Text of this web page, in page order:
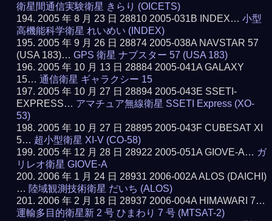
衛星間通信実験衛星 きらり (OICETS)
2005 年 8 月 23 日 28810 2005-031B INDEX…小型
高機能科学衛星 れいめい (INDEX)
2005 年 9 月 26 日 28874 2005-038A NAVSTAR 57
(USA 183)…GPS 衛星 ナブスター 57 (USA 183)
2005 年 10 月 13 日 28884 2005-041A GALAXY
15…通信衛星 ギャラクシー 15
2005 年 10 月 27 日 28894 2005-043E SSETI-
EXPRESS… アマチュア無線衛星 SSETI Express (XO-
53)
2005 年 10 月 27 日 28895 2005-043F CUBESAT XI
5… 超小型衛星 XI-V (CO-58)
2005 年 12 月 28 日 28922 2005-051A GIOVE-A… ガ
リレオ衛星 GIOVE-A
2006 年 1 月 24 日 28931 2006-002A ALOS (DAICHI)
… 陸域観測技術衛星 だいち (ALOS)
2006 年 2 月 18 日 28937 2006-004A HIMAWARI 7…
運輸多目的衛星新 2 号 ひまわり 7 号 (MTSAT-2)